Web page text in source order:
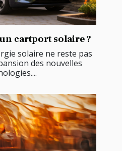
cartport solaire ?
solaire ne reste pas
des nouvelles